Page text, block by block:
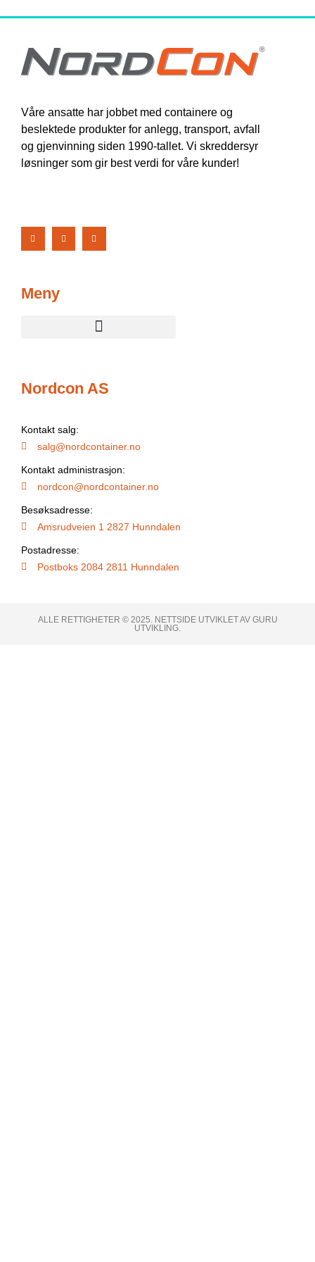
Våre ansatte har jobbet med containere og
beslektede produkter for anlegg, transport, avfall
og gjenvinning siden 1990-tallet. Vi skreddersyr
løsninger som gir best verdi for våre kunder!
Meny
Nordcon AS
Kontakt salg:
salg@nordcontainer.no
Kontakt administrasjon:
nordcon@nordcontainer.no
Besøksadresse:
Amsrudveien 1 2827 Hunndalen
Postadresse:
Postboks 2084 2811 Hunndalen
ALLE RETTIGHETER © 2025. NETTSIDE UTVIKLET AV GURU
UTVIKLING.